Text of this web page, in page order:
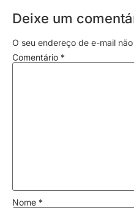
Deixe um
O seu endereço de e-mail
Comentário *
Nome *